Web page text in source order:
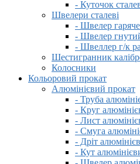
- Куточок
Швелери сталеві
- Швелер
- Швелер
- Швеллер г/к
Шестигранник
Колосники
Кольоровий прокат
Алюмінієвий прокат
- Труба
- Круг
- Лист
- Смуга
- Дріт
- Кут